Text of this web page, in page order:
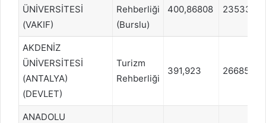
ÜNİVERSİTESİ
(VAKIF)
Rehberliği
(Burslu)
400,86808 23533
AKDENİZ
ÜNİVERSİTESİ
(ANTALYA)
(DEVLET)
Turizm
Rehberliği
391,923 26685
ANADOLU